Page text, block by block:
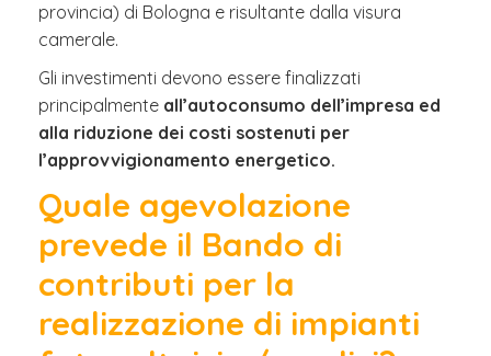
provincia) di Bologna e risultante dalla visura
camerale.
Gli investimenti devono essere finalizzati
principalmente all’autoconsumo dell’impresa ed
alla riduzione dei costi sostenuti per
l’approvvigionamento energetico.
Quale agevolazione
prevede il Bando di
contributi per la
realizzazione di impianti